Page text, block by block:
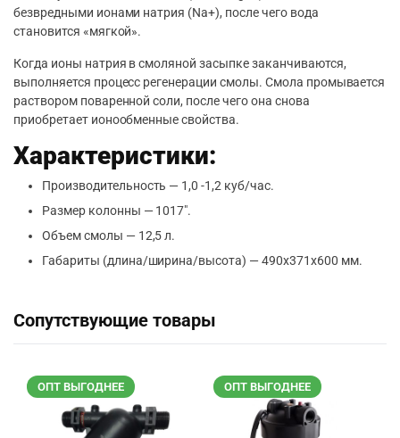
безвредными ионами натрия (Na+), после чего вода
становится «мягкой».
Когда ионы натрия в смоляной засыпке заканчиваются,
выполняется процесс регенерации смолы. Смола промывается
раствором поваренной соли, после чего она снова
приобретает ионообменные свойства.
Характеристики:
Производительность — 1,0 -1,2 куб/час.
Размер колонны — 1017″.
Объем смолы — 12,5 л.
Габариты (длина/ширина/высота) — 490х371х600 мм.
Сопутствующие товары
ОПТ ВЫГОДНЕЕ ОПТ ВЫГОДНЕЕ